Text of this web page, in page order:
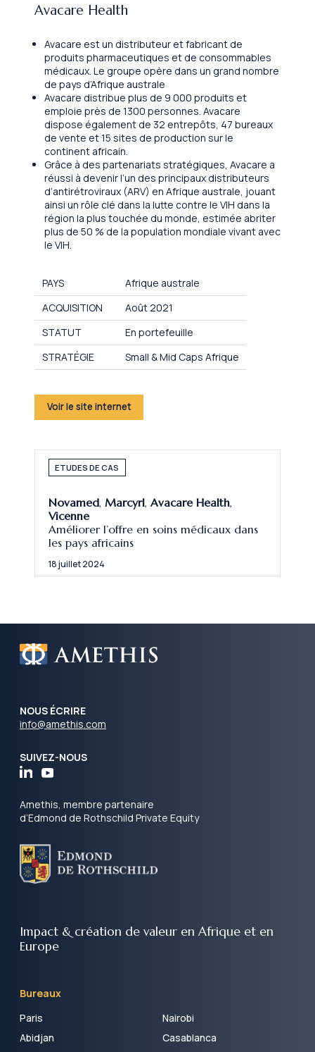
Avacare Health
Avacare est un distributeur et fabricant de
produits pharmaceutiques et de consommables
médicaux. Le groupe opère dans un grand nombre
de pays d’Afrique australe
Avacare distribue plus de 9 000 produits et
emploie près de 1300 personnes. Avacare
dispose également de 32 entrepôts, 47 bureaux
de vente et 15 sites de production sur le
continent africain.
Grâce à des partenariats stratégiques, Avacare a
réussi à devenir l’un des principaux distributeurs
d’antirétroviraux (ARV) en Afrique australe, jouant
ainsi un rôle clé dans la lutte contre le VIH dans la
région la plus touchée du monde, estimée abriter
plus de 50 % de la population mondiale vivant avec
le VIH.
PAYS
Afrique australe
ACQUISITION
Août 2021
STATUT
En portefeuille
STRATÉGIE
Small & Mid Caps Afrique
Voir le site internet
ETUDES DE CAS
Novamed, Marcyrl, Avacare Health,
Vicenne
Améliorer l’offre en soins médicaux dans
les pays africains
18 juillet 2024
NOUS ÉCRIRE
info@amethis.com
SUIVEZ-NOUS
Amethis, membre partenaire
d’Edmond de Rothschild Private Equity
Impact & création de valeur en Afrique et en
Europe
Bureaux
Paris
Nairobi
Abidjan
Casablanca